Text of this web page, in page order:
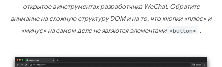
открытое в инструментах разработчика WeChat. Обратите
внимание на сложную структуру DOM и на то, что кнопки «плюс» и
«минус» на самом деле не являются элементами <button> .